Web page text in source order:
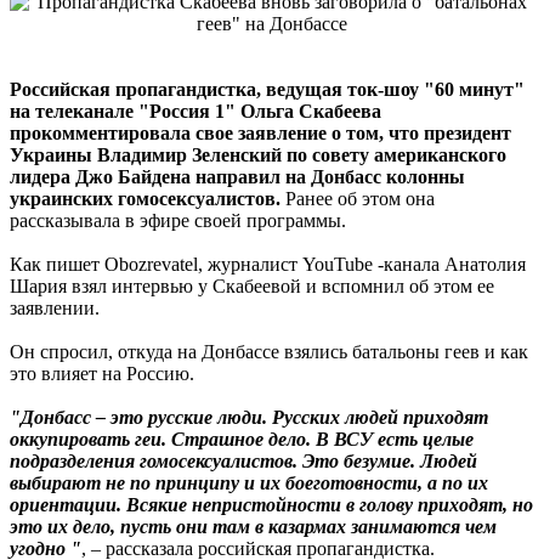
Российская пропагандистка, ведущая ток-шоу "60 минут"
на телеканале "Россия 1" Ольга Скабеева
прокомментировала свое заявление о том, что президент
Украины Владимир Зеленский по совету американского
лидера Джо Байдена направил на Донбасс колонны
украинских гомосексуалистов. Ранее об этом она
рассказывала в эфире своей программы.
Как пишет Оbozrevatel, журналист YouTube -канала Анатолия
Шария взял интервью у Скабеевой и вспомнил об этом ее
заявлении.
Он спросил, откуда на Донбассе взялись батальоны геев и как
это влияет на Россию.
"Донбасс – это русские люди. Русских людей приходят
оккупировать геи. Страшное дело. В ВСУ есть целые
подразделения гомосексуалистов. Это безумие. Людей
выбирают не по принципу и их боеготовности, а по их
ориентации. Всякие непристойности в голову приходят, но
это их дело, пусть они там в казармах занимаются чем
угодно ", – рассказала российская пропагандистка.